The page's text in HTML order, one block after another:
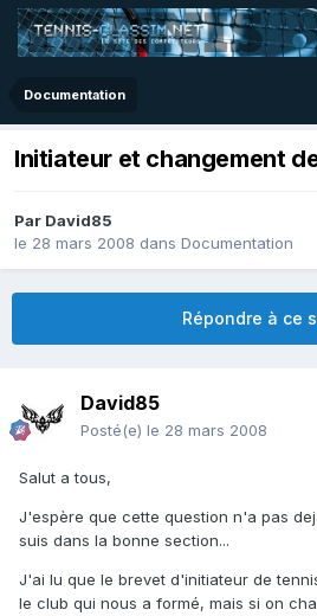
Documentation
Initiateur et changement
Par David85
le 28 mars 2008 dans Documentation
Répondre à ce
David85
Posté(e) le 28 mars 2008
Salut a tous,
J'espère que cette question n'a pas
suis dans la bonne section...
J'ai lu que le brevet d'initiateur de
le club qui nous a formé, mais si on